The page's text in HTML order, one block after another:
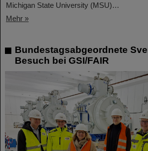
Michigan State University (MSU)…
Mehr »
Bundestagsabgeordnete
Besuch bei GSI/FAIR